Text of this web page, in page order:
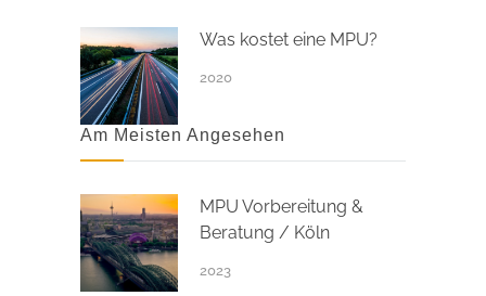
Was kostet eine MPU?
2020
Am Meisten Angesehen
MPU Vorbereitung &
Beratung / Köln
2023